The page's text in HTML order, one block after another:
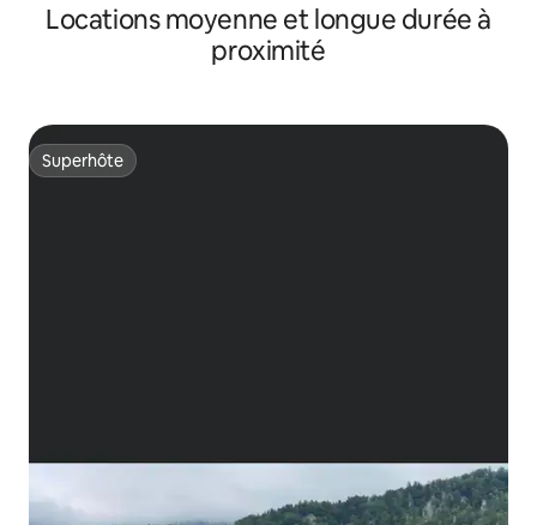
Locations moyenne et longue durée à
proximité
Superhôte
Superhôte